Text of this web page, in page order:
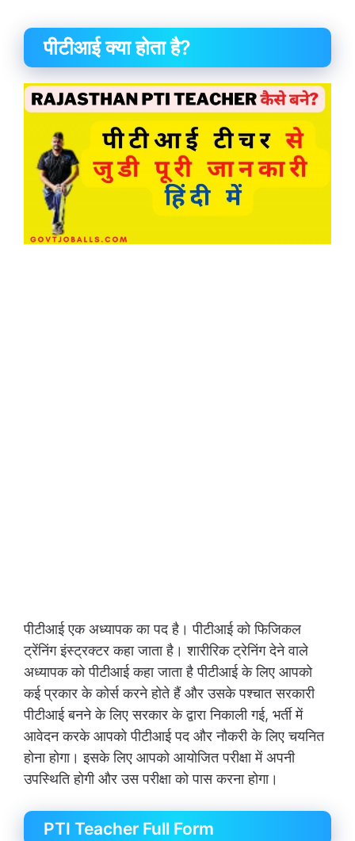
पीटीआई क्या होता है?
पीटीआई एक अध्यापक का पद है। पीटीआई को फिजिकल
ट्रेंनिंग इंस्ट्रक्टर कहा जाता है। शारीरिक ट्रेनिंग देने वाले
अध्यापक को पीटीआई कहा जाता है पीटीआई के लिए आपको
कई प्रकार के कोर्स करने होते हैं और उसके पश्चात सरकारी
पीटीआई बनने के लिए सरकार के द्वारा निकाली गई, भर्ती में
आवेदन करके आपको पीटीआई पद और नौकरी के लिए चयनित
होना होगा। इसके लिए आपको आयोजित परीक्षा में अपनी
उपस्थिति होगी और उस परीक्षा को पास करना होगा।
PTI Teacher Full Form